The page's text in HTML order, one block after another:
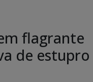
flagrante
de estupro